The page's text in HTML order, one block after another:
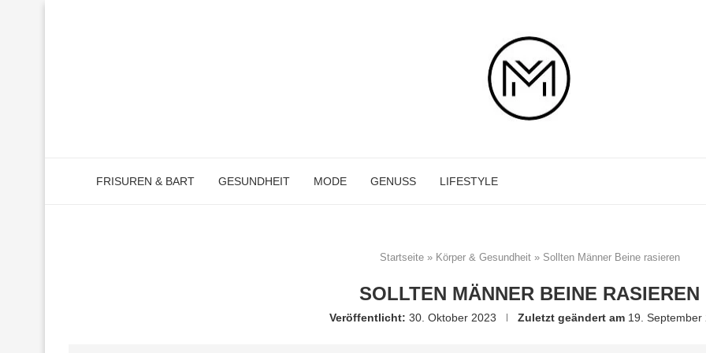
FRISUREN & BART GESUNDHEIT MODE GENUSS LIFESTYLE
Startseite» Körper & Gesundheit» Sollten Männer Beine rasieren
SOLLTEN MÄNNER BEINE RASIEREN
Veröffentlicht: 30. Oktober 2023 Zuletzt geändert am 19. September